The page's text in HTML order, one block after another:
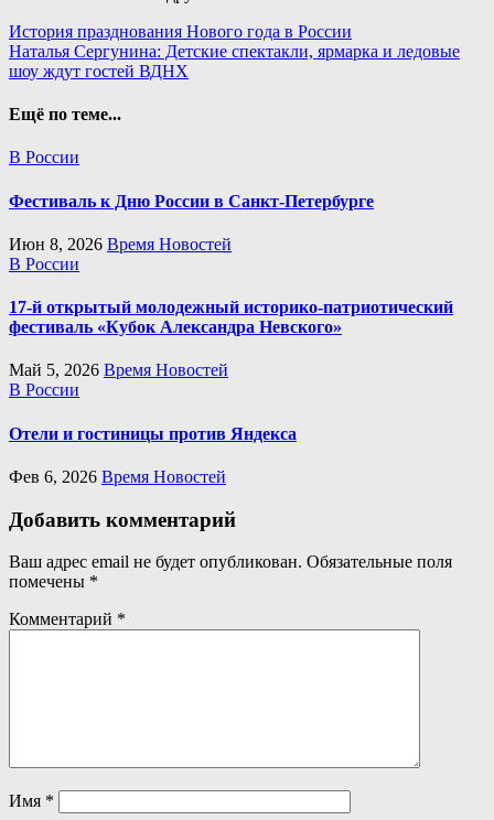
Навигация
по
История празднования Нового года в России
Наталья Сергунина: Детские спектакли, ярмарка и ледовые
шоу ждут гостей ВДНХ
Ещё по теме...
В России
Фестиваль к Дню России в Санкт-Петербурге
Июн 8, 2026 Время Новостей
В России
17-й открытый молодежный историко-патриотический
фестиваль «Кубок Александра Невского»
Май 5, 2026 Время Новостей
В России
Отели и гостиницы против Яндекса
Фев 6, 2026 Время Новостей
Добавить комментарий
Ваш адрес email не будет опубликован. Обязательные поля
помечены *
Комментарий *
Имя *